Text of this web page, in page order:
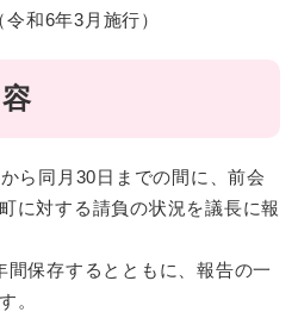
和6年3月施行）
ら同月30日までの間に、前会
に対する請負の状況を議長に報
間保存するとともに、報告の一
。